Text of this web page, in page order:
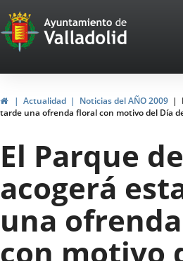
Portal
Web
del
Ayuntamiento
de
Valladolid
HomeActualidad Noticias del AÑO 2009
tarde una ofrenda floral con motivo del Día
El Parque
acogerá
una
con motivo